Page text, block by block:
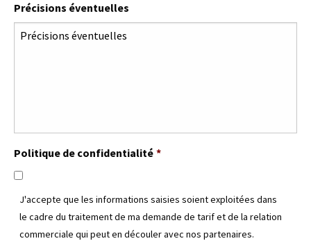
Précisions éventuelles
Politique de confidentialité *
J'accepte que les informations saisies soient exploitées dans
le cadre du traitement de ma demande de tarif et de la relation
commerciale qui peut en découler avec nos partenaires.